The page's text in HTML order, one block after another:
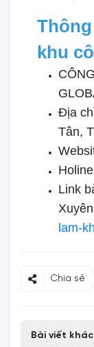
khu
Địa
Tân,
Link
lam-
Chia sẻ
Bài viết